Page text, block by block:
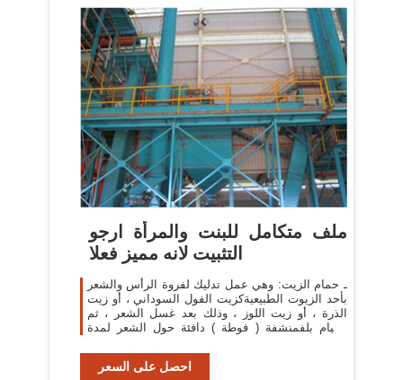
ملف متكامل للبنت والمرأة ارجو
التثبيت لانه مميز فعلا
ـ حمام الزيت: وهي عمل تدليك لفروة الرأس والشعر
بأحد الزيوت الطبيعيةكزيت الفول السوداني ، أو زيت
الذرة ، أو زيت اللوز ، وذلك بعد غسل الشعر ، ثم
القيام بلفمنشفة ( فوطة ) دافئة حول الشعر لمدة
احصل على السعر